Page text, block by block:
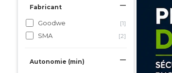
Fabricant
Goodwe [1]
SMA [2]
Autonomie (min)